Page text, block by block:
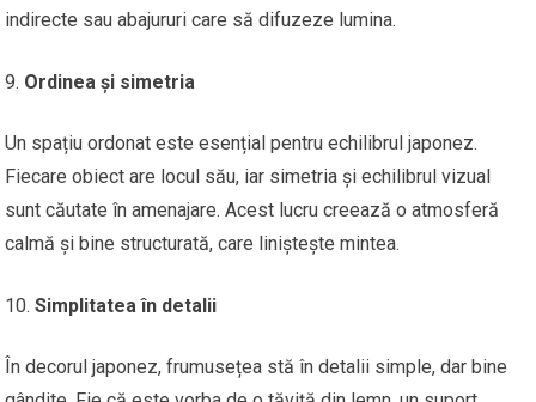
indirecte sau abajururi care să difuzeze lumina.
Ordinea și simetria
Un spațiu ordonat este esențial pentru echilibrul japonez.
Fiecare obiect are locul său, iar simetria și echilibrul vizual
sunt căutate în amenajare. Acest lucru creează o atmosferă
calmă și bine structurată, care liniștește mintea.
Simplitatea în detalii
În decorul japonez, frumusețea stă în detalii simple, dar bine